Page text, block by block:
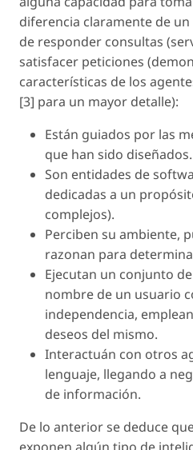
diferencia claramente de
de responder consultas
satisfacer peticiones
características de los
[3] para un mayor detalle):
Están guiados por las
que han sido diseñados.
Son entidades de
dedicadas a un
complejos).
Perciben su ambiente,
razonan para
Ejecutan un conjunto
nombre de un usuario
independencia,
deseos del mismo.
Interactuán con otros
lenguaje, llegando a
de información.
De lo anterior se deduce